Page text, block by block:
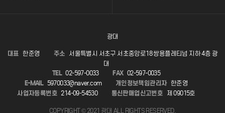
광대
대표 한준영 주소 서울특별시 서초구 서초중앙로18 쌍용플레티넘 지하 4층 광
대
TEL 02-597-0033 FAX 02-597-0035
E-MAIL 5970033@naver.com 개인정보책임관리자 한준영
사업자등록번호 214-09-54530 통신판매업신고번호 제 09015호
COPYRIGHT © 2021 광대 ALL RIGHTS RESERVED.